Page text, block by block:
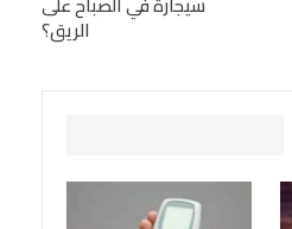
BlackBerry
Viber الريق؟